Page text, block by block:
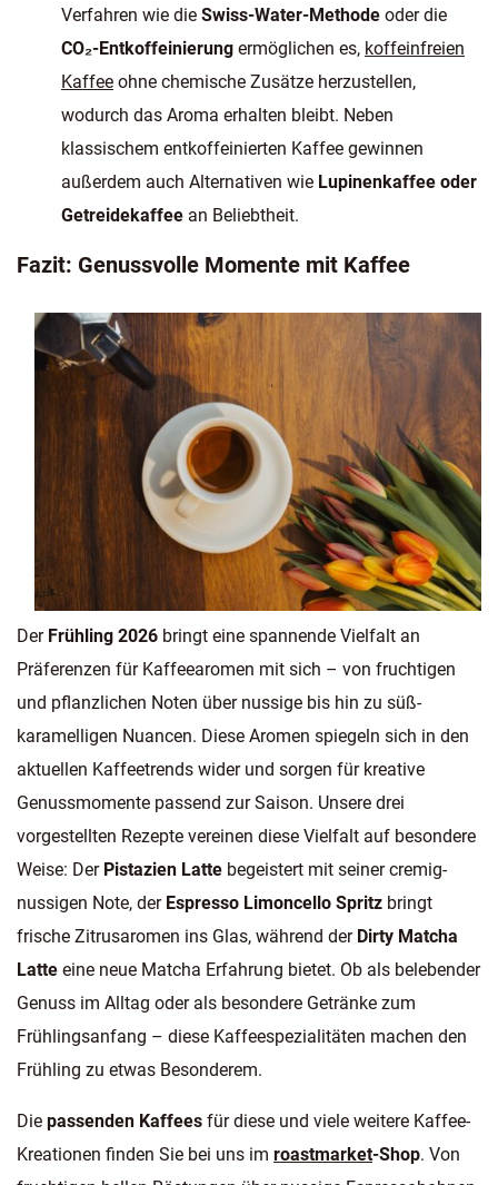
Verfahren wie die Swiss-Water-Methode oder die
CO₂-Entkoffeinierung ermöglichen es, koffeinfreien
Kaffee ohne chemische Zusätze herzustellen,
wodurch das Aroma erhalten bleibt. Neben
klassischem entkoffeinierten Kaffee gewinnen
außerdem auch Alternativen wie Lupinenkaffee oder
Getreidekaffee an Beliebtheit.
Fazit: Genussvolle Momente mit Kaffee
Der Frühling 2026 bringt eine spannende Vielfalt an
Präferenzen für Kaffeearomen mit sich – von fruchtigen
und pflanzlichen Noten über nussige bis hin zu süß-
karamelligen Nuancen. Diese Aromen spiegeln sich in den
aktuellen Kaffeetrends wider und sorgen für kreative
Genussmomente passend zur Saison. Unsere drei
vorgestellten Rezepte vereinen diese Vielfalt auf besondere
Weise: Der Pistazien Latte begeistert mit seiner cremig-
nussigen Note, der Espresso Limoncello Spritz bringt
frische Zitrusaromen ins Glas, während der Dirty Matcha
Latte eine neue Matcha Erfahrung bietet. Ob als belebender
Genuss im Alltag oder als besondere Getränke zum
Frühlingsanfang – diese Kaffeespezialitäten machen den
Frühling zu etwas Besonderem.
Die passenden Kaffees für diese und viele weitere Kaffee-
Kreationen finden Sie bei uns im roastmarket-Shop. Von